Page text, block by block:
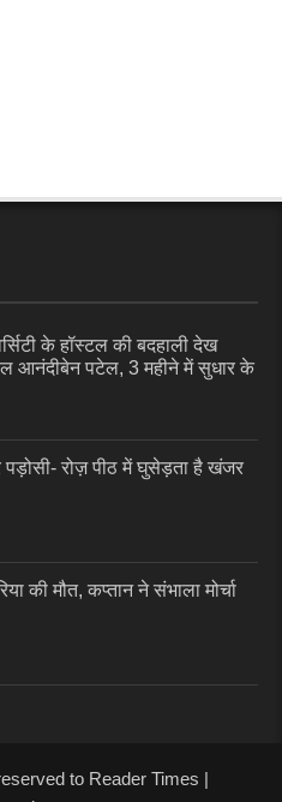
के हॉस्टल की बदहाली देख
आनंदीबेन पटेल, 3 महीने में सुधार के
पड़ोसी- रोज़ पीठ में घुसेड़ता है खंजर
की मौत, कप्तान ने संभाला मोर्चा
to Reader Times |